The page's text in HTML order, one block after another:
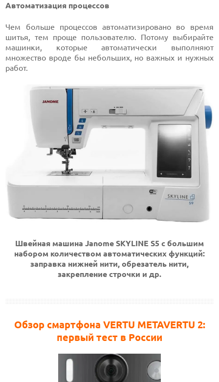
Автоматизация процессов
Чем больше процессов автоматизировано во время
шитья, тем проще пользователю. Потому выбирайте
машинки, которые автоматически выполняют
множество вроде бы небольших, но важных и нужных
работ.
Швейная машина Janome SKYLINE S5 с большим
набором количеством автоматических функций:
заправка нижней нити, обрезатель нити,
закрепление строчки и др.
Обзор смартфона VERTU METAVERTU 2:
первый тест в России